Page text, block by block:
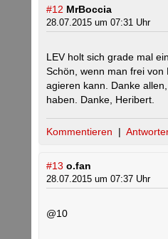
#12 MrBoccia
28.07.2015 um 07:31 Uhr
LEV holt sich grade mal
Schön, wenn man frei von
agieren kann. Danke
haben. Danke, Heribert.
Kommentieren |
#13 o.fan
28.07.2015 um 07:37 Uhr
@10